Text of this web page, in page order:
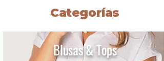
Categorías
Blusas & Tops